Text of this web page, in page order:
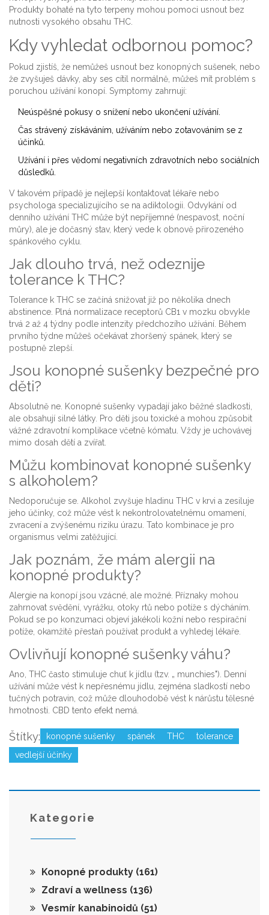
Produkty bohaté na tyto terpeny mohou pomoci usnout bez
nutnosti vysokého obsahu THC.
Kdy vyhledat odbornou pomoc?
Pokud zjistíš, že nemůžeš usnout bez konopných sušenek, nebo
že zvyšuješ dávky, aby ses cítil normálně, můžeš mít problém s
poruchou užívání konopí. Symptomy zahrnují:
Neúspěšné pokusy o snížení nebo ukončení užívání.
Čas strávený získáváním, užíváním nebo zotavováním se z
účinků.
Užívání i přes vědomí negativních zdravotních nebo sociálních
důsledků.
V takovém případě je nejlepší kontaktovat lékaře nebo
psychologa specializujícího se na adiktologii. Odvykání od
denního užívání THC může být nepříjemné (nespavost, noční
můry), ale je dočasný stav, který vede k obnově přirozeného
spánkového cyklu.
Jak dlouho trvá, než odeznije
tolerance k THC?
Tolerance k THC se začíná snižovat již po několika dnech
abstinence. Plná normalizace receptorů CB1 v mozku obvykle
trvá 2 až 4 týdny podle intenzity předchozího užívání. Během
prvního týdne můžeš očekávat zhoršený spánek, který se
postupně zlepší.
Jsou konopné sušenky bezpečné pro
děti?
Absolutně ne. Konopné sušenky vypadají jako běžné sladkosti,
ale obsahují silné látky. Pro děti jsou toxické a mohou způsobit
vážné zdravotní komplikace včetně kómatu. Vždy je uchovávej
mimo dosah dětí a zvířat.
Můžu kombinovat konopné sušenky
s alkoholem?
Nedoporučuje se. Alkohol zvyšuje hladinu THC v krvi a zesiluje
jeho účinky, což může vést k nekontrolovatelnému omamení,
zvracení a zvýšenému riziku úrazu. Tato kombinace je pro
organismus velmi zatěžující.
Jak poznám, že mám alergii na
konopné produkty?
Alergie na konopí jsou vzácné, ale možné. Příznaky mohou
zahrnovat svědění, vyrážku, otoky rtů nebo potíže s dýcháním.
Pokud se po konzumaci objeví jakékoli kožní nebo respirační
potíže, okamžitě přestaň používat produkt a vyhledej lékaře.
Ovlivňují konopné sušenky váhu?
Ano, THC často stimuluje chuť k jídlu (tzv. „ munchies"). Denní
užívání může vést k nepřesnému jídlu, zejména sladkostí nebo
tučných potravin, což může dlouhodobě vést k nárůstu tělesné
hmotnosti. CBD tento efekt nemá.
Štítky: konopné sušenky spánek THC
tolerance
vedlejší účinky
Kategorie
Konopné produkty (161)
Zdraví a wellness (136)
Vesmír kanabinoidů (51)